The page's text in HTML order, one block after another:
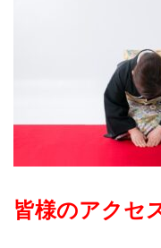
皆様のアクセ